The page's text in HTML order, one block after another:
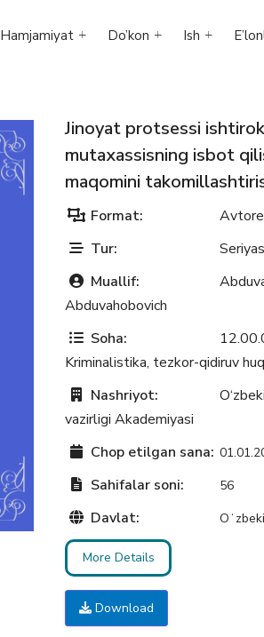
Hamjamiyat Do’kon Ish
Jinoyat protsessi
mutaxassisning isbot
maqomini
Format:
Tur:
Muallif:
Abduvahobovich
Soha:
Kriminalistika, tezkor-qidiruv
Nashriyot:
vazirligi Akademiyasi
Chop etilgan sana:
Sahifalar soni: 56
Davlat:
More Details
Download